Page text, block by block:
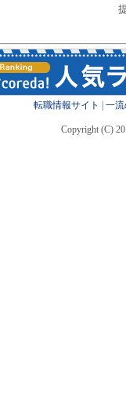
転職情報サイト 一
Copyright (C)